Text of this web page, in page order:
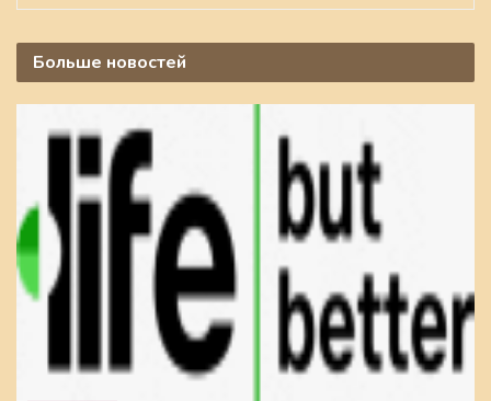
Больше новостей